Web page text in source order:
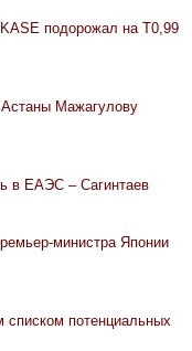
подорожал на Т0,99
Мажагулову
в ЕАЭС – Сагинтаев
министра Японии
списком потенциальных